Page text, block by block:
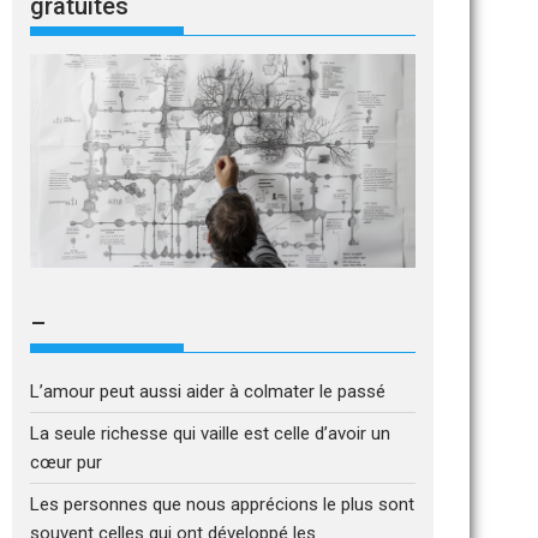
gratuites
–
L’amour peut aussi aider à colmater le passé
La seule richesse qui vaille est celle d’avoir un
cœur pur
Les personnes que nous apprécions le plus sont
souvent celles qui ont développé les